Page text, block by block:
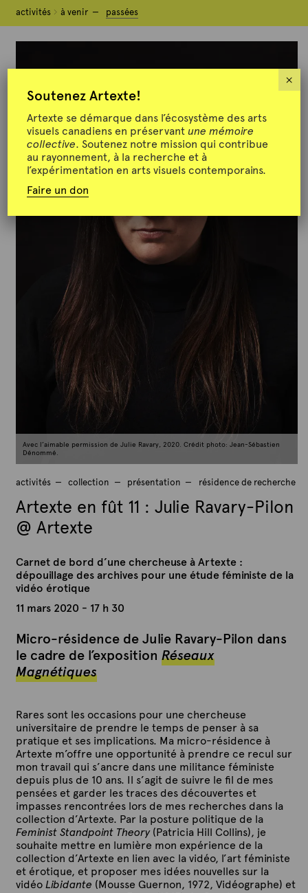
activités à venir passées
activités à venir passées
Avec l’aimable permission de Julie Ravary, 2020. Crédit photo: Jean-Sébastien
Dénommé.
activités collection présentation résidence de recherche
Artexte en fût 11 : Julie Ravary-Pilon
@ Artexte
Carnet de bord d’une chercheuse à Artexte :
dépouillage des archives pour une étude féministe de la
vidéo érotique
11 mars 2020 - 17 h 30
Micro-résidence de Julie Ravary-Pilon dans
le cadre de l’exposition Réseaux
Magnétiques
Rares sont les occasions pour une chercheuse
universitaire de prendre le temps de penser à sa
pratique et ses implications. Ma micro-résidence à
Artexte m’offre une opportunité à prendre ce recul sur
mon travail qui s’ancre dans une militance féministe
depuis plus de 10 ans. Il s’agit de suivre le fil de mes
pensées et garder les traces des découvertes et
impasses rencontrées lors de mes recherches dans la
collection d’Artexte. Par la posture politique de la
Feminist Standpoint Theory(Patricia Hill Collins), je
souhaite mettre en lumière mon expérience de la
collection d’Artexte en lien avec la vidéo, l’art féministe
et érotique, et proposer mes idées nouvelles sur la
vidéo Libidante (Mousse Guernon, 1972, Vidéographe) et
Soutenez Artexte!
Artexte se démarque dans l’écosystème des arts
visuels canadiens en préservantune mémoire
collective. Soutenez notre mission qui contribue
au rayonnement, à la recherche et à
l’expérimentation en arts visuels contemporains.
Faire un don
×